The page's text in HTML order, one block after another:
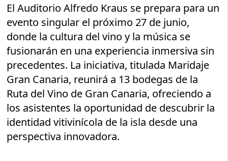
El Auditorio Alfredo Kraus se prepara para un
evento singular el próximo 27 de junio,
donde la cultura del vino y la música se
fusionarán en una experiencia inmersiva sin
precedentes. La iniciativa, titulada Maridaje
Gran Canaria, reunirá a 13 bodegas de la
Ruta del Vino de Gran Canaria, ofreciendo a
los asistentes la oportunidad de descubrir la
identidad vitivinícola de la isla desde una
perspectiva innovadora.